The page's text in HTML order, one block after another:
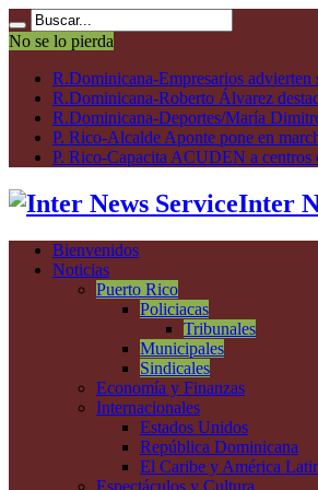
No se lo pierda
R.Dominicana-Empresarios advierten
R.Dominicana-Roberto Álvarez
R.Dominicana-Deportes/María
P. Rico-Alcalde Aponte pone en
P. Rico-Capacita ACUDEN a
Inter
Bienvenidos
Noticias
Puerto Rico
Policiacas
Tribunales
Municipales
Sindicales
Economía y Finanzas
Internacionales
Estados Unidos
República Dominicana
El Caribe y América
Espectáculos y Cultura